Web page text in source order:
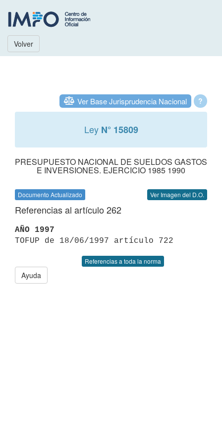
Volver
?
Ver Base Jurisprudencia Nacional
Ley N° 15809
PRESUPUESTO NACIONAL DE SUELDOS GASTOS
E INVERSIONES. EJERCICIO 1985 1990
Documento Actualizado Ver Imagen del D.O.
Referencias al artículo 262
AÑO 1997
Referencias a toda la norma
Ayuda